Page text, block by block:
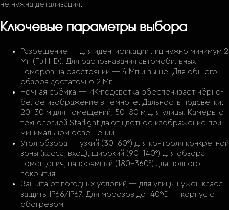
не нужна детализация.
Ключевые параметры выбора
Разрешение — для идентификации лиц нужно минимум 2
Мп (Full HD). Для распознавания автомобильных
номеров на расстоянии — 4 Мп и выше. Для общего
обзора достаточно 2 Мп
Ночная съёмка — ИК-подсветка обеспечивает чёрно-
белое изображение в темноте. Дальность подсветки:
20–30 м для помещений, 50–80 м для улицы. Камеры с
технологией Starlight дают цветное изображение при
минимальном освещении
Угол обзора — узкий (30–60°) для контроля конкретной
зоны (касса, вход), широкий (90–140°) для обзора
помещения, панорамный (180–360°) для полного
покрытия
Защита от погодных условий — для улицы нужен класс
защиты IP66/IP67. Для морозов до -40°C — корпус с
обогревом